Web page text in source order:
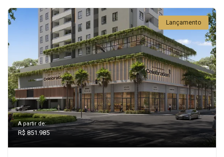
Lançamento
A partir de:
R$ 851.985